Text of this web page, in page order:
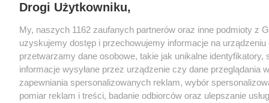
Drogi Użytkowniku,
My, naszych 1162 zaufanych partnerów oraz inne podmioty z
uzyskujemy dostęp i przechowujemy informacje na urządzeniu
przetwarzamy dane osobowe, takie jak unikalne identyfikatory,
informacje wysyłane przez urządzenie czy dane przeglądania
zapewniania spersonalizowanych reklam, wybór
pomiar reklam i treści, badanie odbiorców oraz ulepszanie